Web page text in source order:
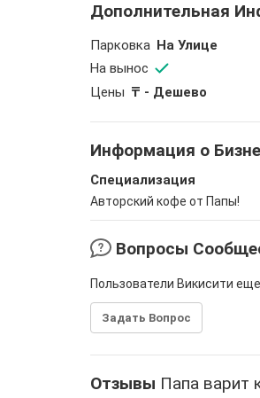
Дополнительная
Парковка На Улице
На вынос
Цены ₸ - Дешево
Информация о
Специализация
Авторский кофе от Папы!
Вопросы
Пользователи Викисити
Задать Вопрос
Отзывы Папа варит